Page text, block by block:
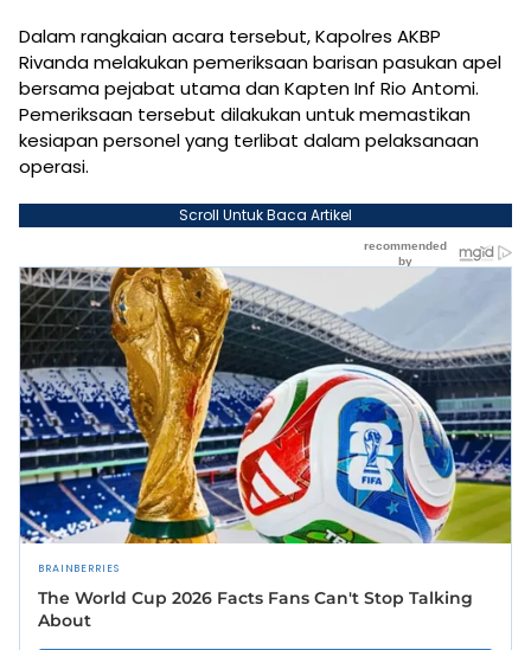
Dalam rangkaian acara tersebut, Kapolres AKBP
Rivanda melakukan pemeriksaan barisan pasukan apel
bersama pejabat utama dan Kapten Inf Rio Antomi.
Pemeriksaan tersebut dilakukan untuk memastikan
kesiapan personel yang terlibat dalam pelaksanaan
operasi.
Scroll Untuk Baca Artikel